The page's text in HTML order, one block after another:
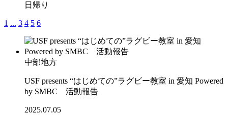
日帰り
1 ... 3 4 5 6
中部地方
USF presents “はじめての”ラグビー教室 in 愛知 Powered
by SMBC 活動報告
2025.07.05